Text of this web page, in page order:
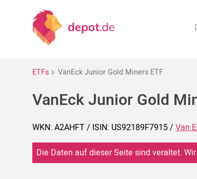
ETFs VanEck Junior Gold Miners ETF
VanEck Junior Gold
WKN: A2AHFT / ISIN: US92189F7915 / Van
Die Daten auf dieser Seite sind veraltet.